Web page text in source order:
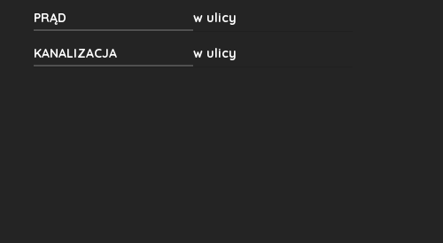
PRĄD w ulicy
KANALIZACJA w ulicy